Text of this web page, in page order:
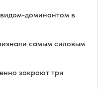
доминантом в
самым силовым
закроют три